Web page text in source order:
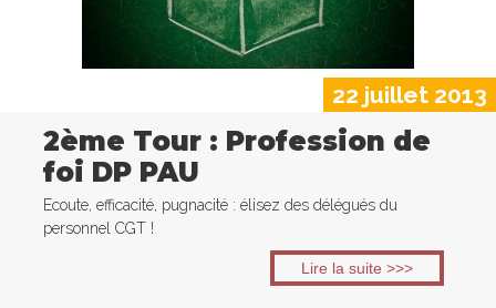
22 juillet 2013
2ème Tour : Profession de
foi DP PAU
Ecoute, efficacité, pugnacité : élisez des délégués du
personnel CGT !
Lire la suite >>>